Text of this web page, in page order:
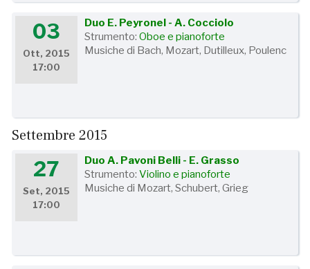
03
Ott, 2015
17:00
Duo E. Peyronel - A. Cocciolo
Strumento:Oboe e pianoforte
Musiche di Bach, Mozart, Dutilleux, Poulenc
Settembre 2015
27
Set, 2015
17:00
Duo A. Pavoni Belli - E. Grasso
Strumento:Violino e pianoforte
Musiche di Mozart, Schubert, Grieg